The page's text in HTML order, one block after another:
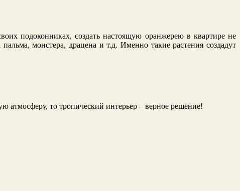
подоконниках, создать настоящую оранжерею в квартире не
монстера, драцена и т.д. Именно такие растения создадут
то тропический интерьер – верное решение!